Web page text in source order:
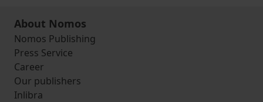
About Nomos
Nomos Publishing
Press Service
Career
Our publishers
Inlibra